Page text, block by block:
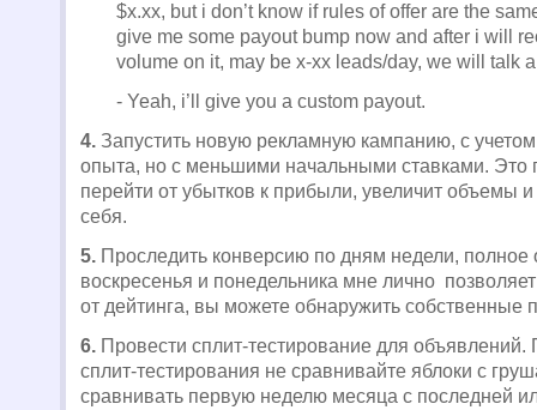
$x.xx, but i don’t know if rules of offer are the
give me some payout bump now and after i will
volume on it, may be x-xx leads/day, we will talk
- Yeah, i’ll give you a custom payout.
4. Запустить новую рекламную кампанию, с
опыта, но с меньшими начальными ставками. Это
перейти от убытков к прибыли, увеличит объемы
себя.
5. Проследить конверсию по дням недели, полное
воскресенья и понедельника мне лично
от дейтинга, вы можете обнаружить собственные
6. Провести сплит-тестирование для
сплит-тестирования не сравнивайте яблоки с
сравнивать первую неделю месяца с последней